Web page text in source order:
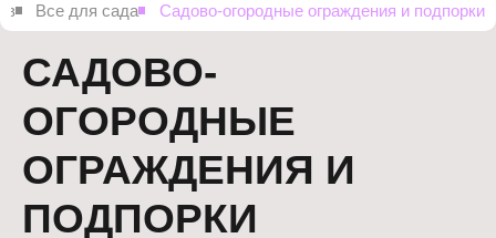
Все для сада Садово-огородные ограждения и подпорки
САДОВО-
ОГОРОДНЫЕ
ОГРАЖДЕНИЯ И
ПОДПОРКИ